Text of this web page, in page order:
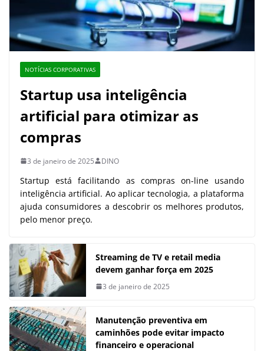
NOTÍCIAS CORPORATIVAS
Startup usa inteligência
artificial para otimizar as
compras
3 de janeiro de 2025 DINO
Startup está facilitando as compras on-line usando
inteligência artificial. Ao aplicar tecnologia, a plataforma
ajuda consumidores a descobrir os melhores produtos,
pelo menor preço.
Streaming de TV e retail media
devem ganhar força em 2025
3 de janeiro de 2025
Manutenção preventiva em
caminhões pode evitar impacto
financeiro e operacional